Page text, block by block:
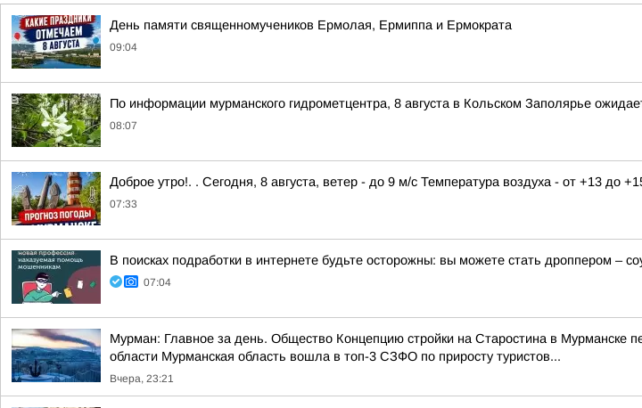
День памяти священномучеников Ермолая, Ермиппа и Ермократа
09:04
По информации мурманского гидрометцентра, 8 августа в Кольском Заполярье
08:07
Доброе утро!. . Сегодня, 8 августа, ветер - до 9 м/с Температура воздуха - от +13 до
07:33
В поисках подработки в интернете будьте осторожны: вы можете стать дроппером –
07:04
Мурман: Главное за день. Общество Концепцию стройки на Старостина в
области Мурманская область вошла в топ-3 СЗФО по приросту туристов...
Вчера, 23:21